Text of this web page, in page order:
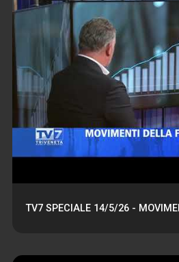
TV7 SPECIALE 14/5/26 -